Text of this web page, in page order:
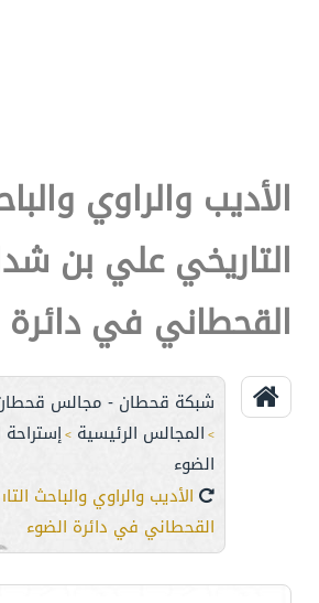
الأديب والراوي
التاريخي علي بن
القحطاني في
شبكة قحطان - مجالس
> المجالس الرئيسية >
الضوء
الأديب والراوي والباحث
القحطاني في دائرة الضوء